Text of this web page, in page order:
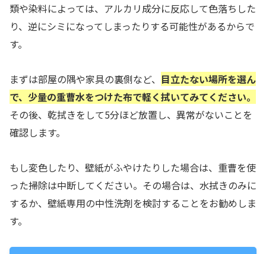
類や染料によっては、アルカリ成分に反応して色落ちした
り、逆にシミになってしまったりする可能性があるからで
す。
まずは部屋の隅や家具の裏側など、 目立たない場所を選ん
で、少量の重曹水をつけた布で軽く拭いてみてください。
その後、乾拭きをして5分ほど放置し、異常がないことを
確認します。
もし変色したり、壁紙がふやけたりした場合は、重曹を使
った掃除は中断してください。その場合は、水拭きのみに
するか、壁紙専用の中性洗剤を検討することをお勧めしま
す。